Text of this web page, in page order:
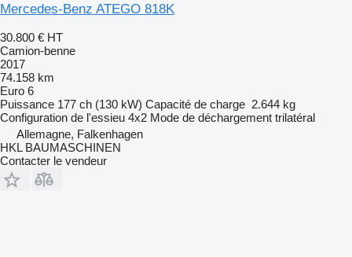
Mercedes-Benz ATEGO 818K
30.800 € HT
Camion-benne
2017
74.158 km
Euro 6
Puissance 177 ch (130 kW) Capacité de charge 2.644 kg
Configuration de l'essieu 4x2 Mode de déchargement trilatéral
Allemagne, Falkenhagen
HKL BAUMASCHINEN
Contacter le vendeur